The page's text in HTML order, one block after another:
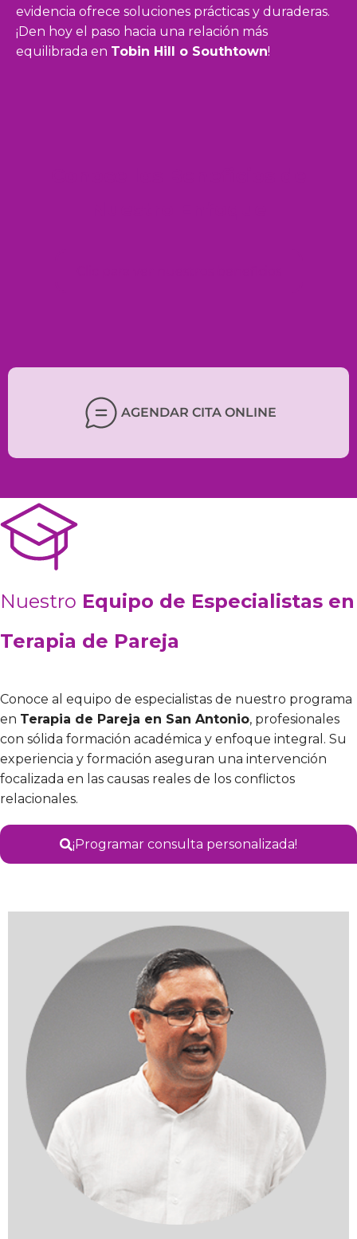
evidencia ofrece soluciones prácticas y duraderas.
¡Den hoy el paso hacia una relación más
equilibrada en Tobin Hill o Southtown!
AGENDAR CITA ONLINE
Nuestro Equipo de Especialistas en
Terapia de Pareja
Conoce al equipo de especialistas de nuestro programa
en Terapia de Pareja en San Antonio, profesionales
con sólida formación académica y enfoque integral. Su
experiencia y formación aseguran una intervención
focalizada en las causas reales de los conflictos
relacionales.
¡Programar consulta personalizada!